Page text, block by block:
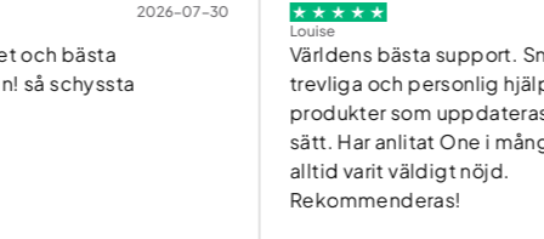
2026-07-30
Världens bästa support. Snabba,
trevliga och personlig hjälp. Bra
produkter som uppdateras på
sätt. Har anlitat One i många år
alltid varit väldigt nöjd.
Rekommenderas!